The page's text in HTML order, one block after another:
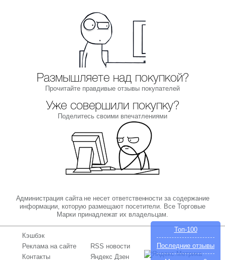
Размышляете над покупкой?
Прочитайте правдивые отзывы покупателей
Уже совершили покупку?
Поделитесь своими впечатлениями
Администрация сайта не несет ответственности за содержание
информации, которую размещают посетители. Все Торговые
Марки принадлежат их владельцам.
Кэшбэк
Реклама на сайте
Контакты
RSS новости
Яндекс Дзен
Топ-100
Последние отзывы